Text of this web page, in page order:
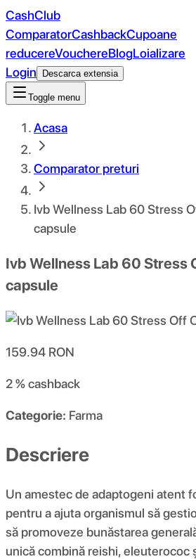
CashClub
ComparatorCashbackCupoane
reducereVouchereBlogLoializare
Login
Descarca extensia
Toggle menu
Acasa
Comparator preturi
Ivb Wellness Lab 60 Stress
capsule
Ivb Wellness Lab 60 Stress
capsule
159.94 RON
2 %cashback
Categorie: Farma
Descriere
Un amestec de adaptogeni atent
pentru a ajuta organismul să
să promoveze bunăstarea
unică combină reishi, eleuterococ